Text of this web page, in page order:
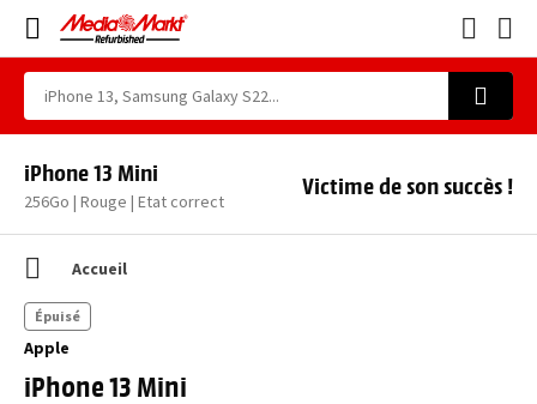
iPhone 13 Mini
256Go | Rouge | Etat correct
Victime de son succès !
Accueil
Apple
iPhone 13 Mini
Épuisé